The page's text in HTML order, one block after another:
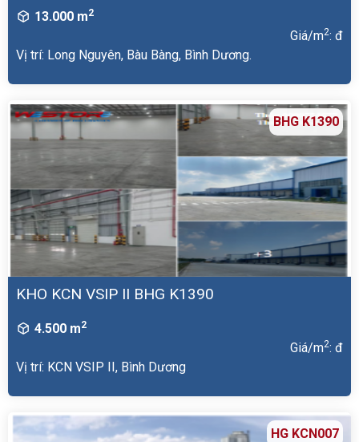
13.000 m2
Giá/m2: đ
Vị trí: Long Nguyên, Bàu Bàng, Bình Dương.
BHG K1390
KHO KCN VSIP II BHG K1390
4.500 m2
Giá/m2: đ
Vị trí: KCN VSIP II, Bình Dương
HG KCN007